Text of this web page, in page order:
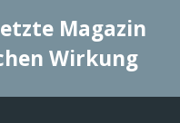
Magazin
Wirkung